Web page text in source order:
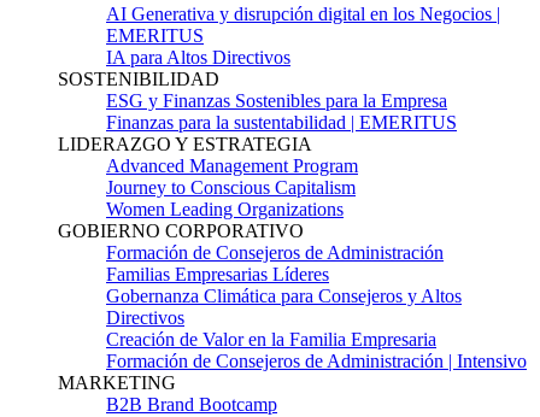
AI Generativa y disrupción digital en los Negocios |
EMERITUS
IA para Altos Directivos
SOSTENIBILIDAD
ESG y Finanzas Sostenibles para la Empresa
Finanzas para la sustentabilidad | EMERITUS
LIDERAZGO Y ESTRATEGIA
Advanced Management Program
Journey to Conscious Capitalism
Women Leading Organizations
GOBIERNO CORPORATIVO
Formación de Consejeros de Administración
Familias Empresarias Líderes
Gobernanza Climática para Consejeros y Altos
Directivos
Creación de Valor en la Familia Empresaria
Formación de Consejeros de Administración | Intensivo
MARKETING
B2B Brand Bootcamp